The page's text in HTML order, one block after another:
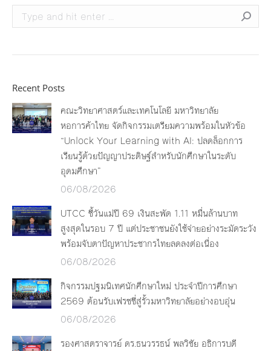
Search:
Recent Posts
คณะวิทยาศาสตร์และเทคโนโลยี มหาวิทยาลัย
หอการค้าไทย จัดกิจกรรมเตรียมความพร้อมในหัวข้อ
“Unlock Your Learning with AI: ปลดล็อกการ
เรียนรู้ด้วยปัญญาประดิษฐ์สำหรับนักศึกษาในระดับ
อุดมศึกษา”
06/08/2026
UTCC ชี้วันแม่ปี 69 เงินสะพัด 1.11 หมื่นล้านบาท
สูงสุดในรอบ 7 ปี แต่ประชาชนยังใช้จ่ายอย่างระมัดระวัง
พร้อมจับตาปัญหาประชากรไทยลดลงต่อเนื่อง
06/08/2026
กิจกรรมปฐมนิเทศนักศึกษาใหม่ ประจำปีการศึกษา
2569 ต้อนรับเฟรชชี่สู่รั้วมหาวิทยาลัยอย่างอบอุ่น
06/08/2026
รองศาสตราจารย์ ดร.ธนวรรธน์ พลวิชัย อธิการบดี